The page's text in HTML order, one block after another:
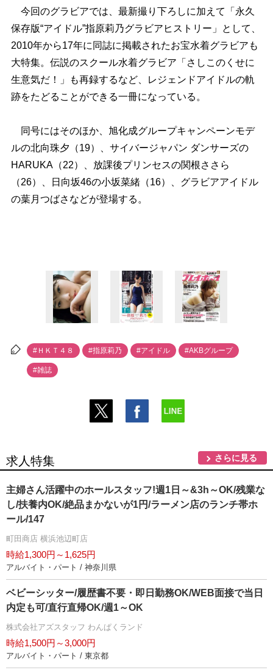
今回のグラビアでは、最新撮り下ろしに加えて「永久
保存版“アイドル”指原莉乃グラビアヒストリー」として、
2010年から17年に同誌に掲載されたお宝水着グラビアも
大特集。伝説のスクール水着グラビア「さしこのくせに
生意気だ！」も再録するなど、レジェンドアイドルの軌
跡をたどることができる一冊になっている。
同号にはそのほか、旭化成グループキャンペーンモデ
ルの北向珠夕（19）、サイバージャパン ダンサーズの
HARUKA（22）、放課後プリンセスの関根ささら
（26）、日向坂46の小坂菜緒（16）、グラビアアイドル
の葉月つばさなどが登場する。
#ＨＫＴ４８ #指原莉乃 #アイドル #AKBグループ
#雑誌
求人特集 さらに見る
主婦さん活躍中のホールスタッフ!週1日～&3h～OK/残業な
し/扶養内OK/絶品まかないが1円/ラーメン店のランチ帯ホ
ール/147
町田商店 横浜池辺町店
時給1,300円～1,625円
アルバイト・パート / 神奈川県
ベビーシッター/履歴書不要・即日勤務OK/WEB面接で当日
内定も可/直行直帰OK/週1～OK
株式会社アズスタッフ わんぱくランド
時給1,500円～3,000円
アルバイト・パート / 東京都